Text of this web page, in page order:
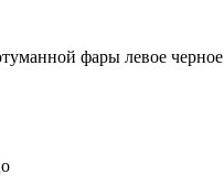
фары левое